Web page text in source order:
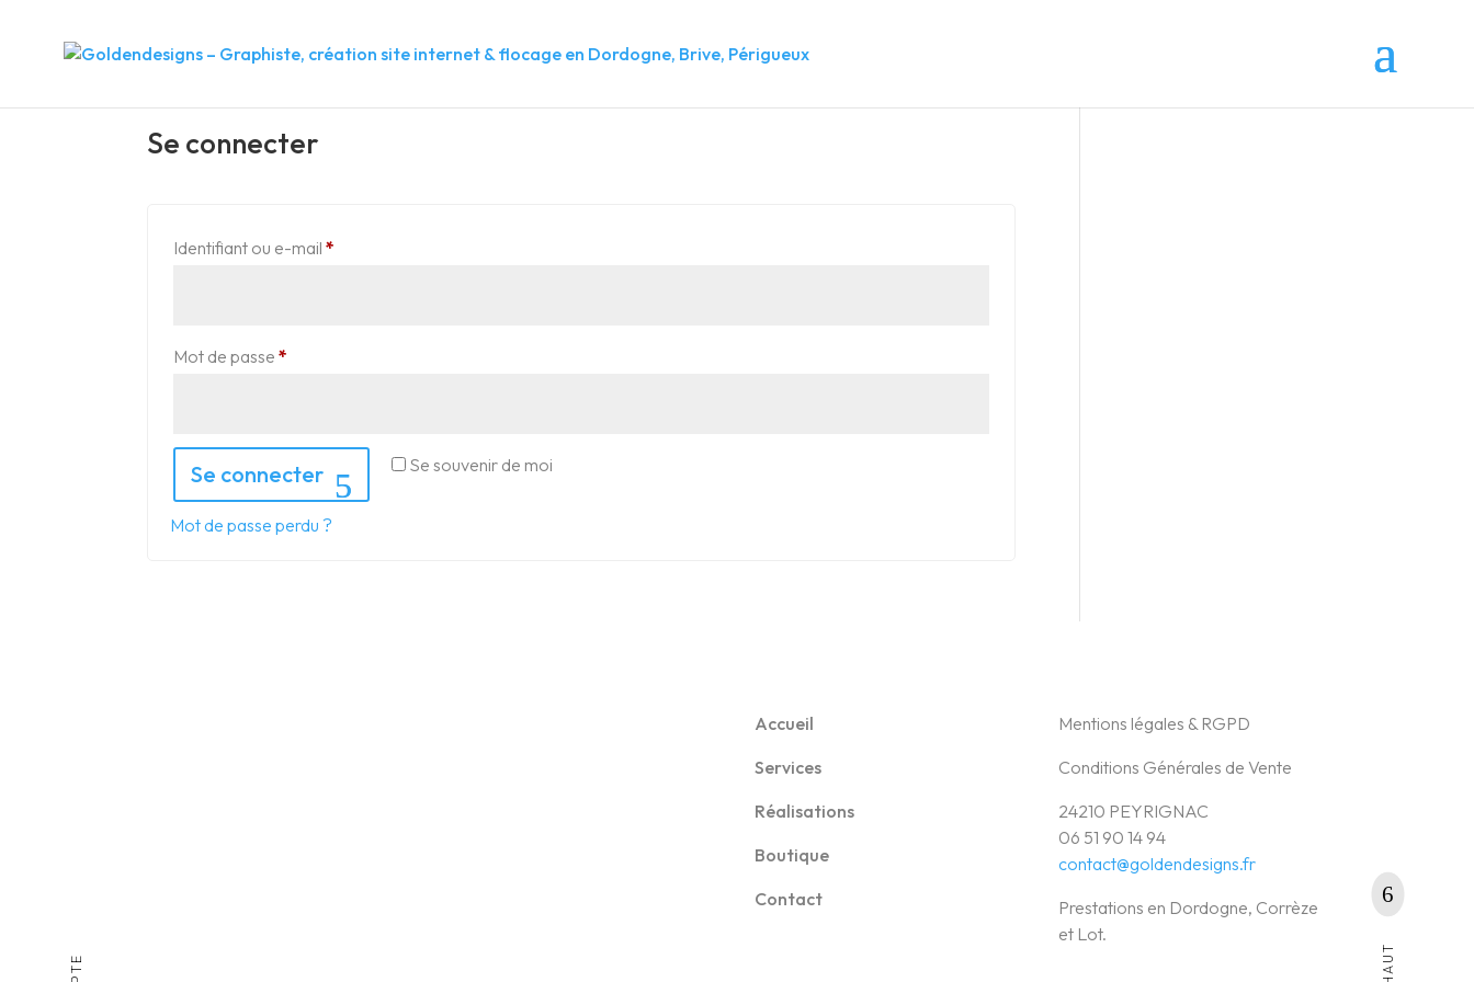
Se connecter
Identifiant ou e-mail*
Mot de passe*
Se souvenir de moi
Se connecter
Mot de passe perdu ?
Accueil
Services
Réalisations
Boutique
Contact
Mentions légales & RGPD
Conditions Générales de Vente
24210 PEYRIGNAC
06 51 90 14 94
contact@goldendesigns.fr
Prestations en Dordogne, Corrèze
et Lot.